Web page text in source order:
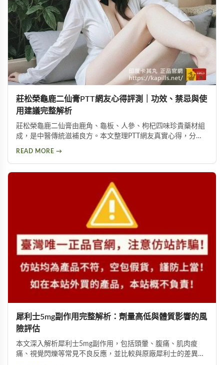
莊松榮龜鹿二仙膏PTT網友心得評測｜功效、禁忌與使
用建議完整解析
莊松榮龜鹿二仙膏由鹿角、龜板、人參、枸杞四味珍貴藥材組
成，是中醫傳統滋補良方。本文整理PTT網友真實心得，分析
READ MORE →
犀利士5mg副作用完整解析：劑量高低與體質影響的風
險評估
本文深入解析犀利士5mg副作用，包括頭暈、腹痛、肌肉痠
痛、視覺閃爍等常見不良反應，並比較與原廠犀利士的差異。